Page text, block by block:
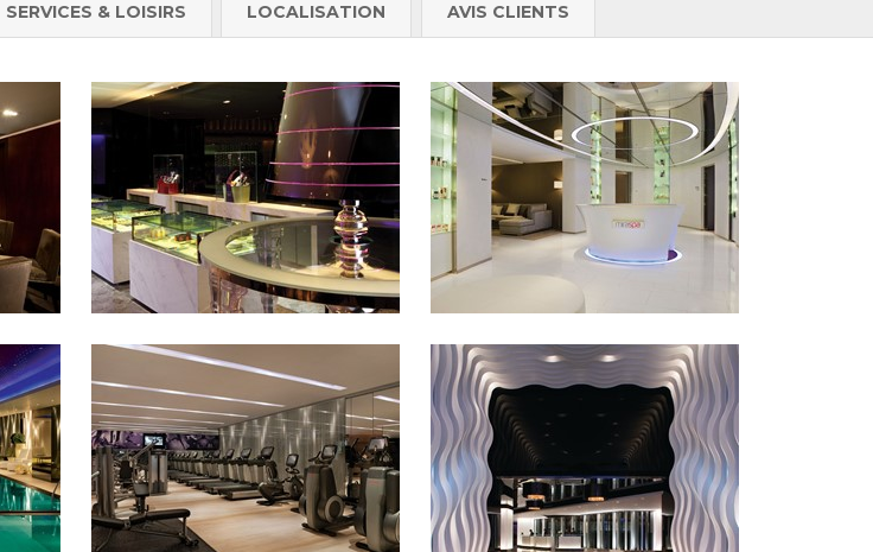
SERVICES & LOISIRS LOCALISATION AVIS CLIENTS